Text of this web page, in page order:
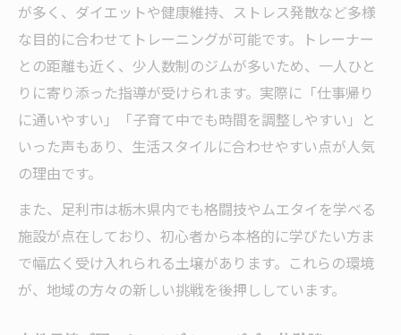
が多く、ダイエットや健康維持、ストレス発散など多様
な目的に合わせてトレーニングが可能です。トレーナー
との距離も近く、少人数制のジムが多いため、一人ひと
りに寄り添った指導が受けられます。実際に「仕事帰り
に通いやすい」「子育て中でも時間を調整しやすい」と
いった声もあり、生活スタイルに合わせやすい点が人気
の理由です。
また、足利市は栃木県内でも格闘技やムエタイを学べる
施設が点在しており、初心者から本格的に学びたい方ま
で幅広く受け入れられる土壌があります。これらの環境
が、地域の方々の新しい挑戦を後押ししています。